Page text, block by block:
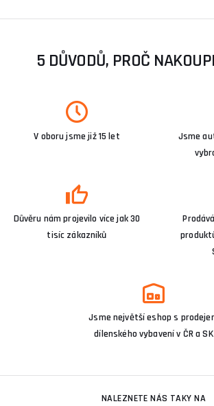
5 DŮVODŮ, PROČ
V oboru jsme již 15 let
Jsme
Důvěru nám projevilo více jak 30
tisíc zákazníků
Jsme největší eshop s
dílenského vybavení v ČR a SK
NALEZNETE NÁS TAKY NA